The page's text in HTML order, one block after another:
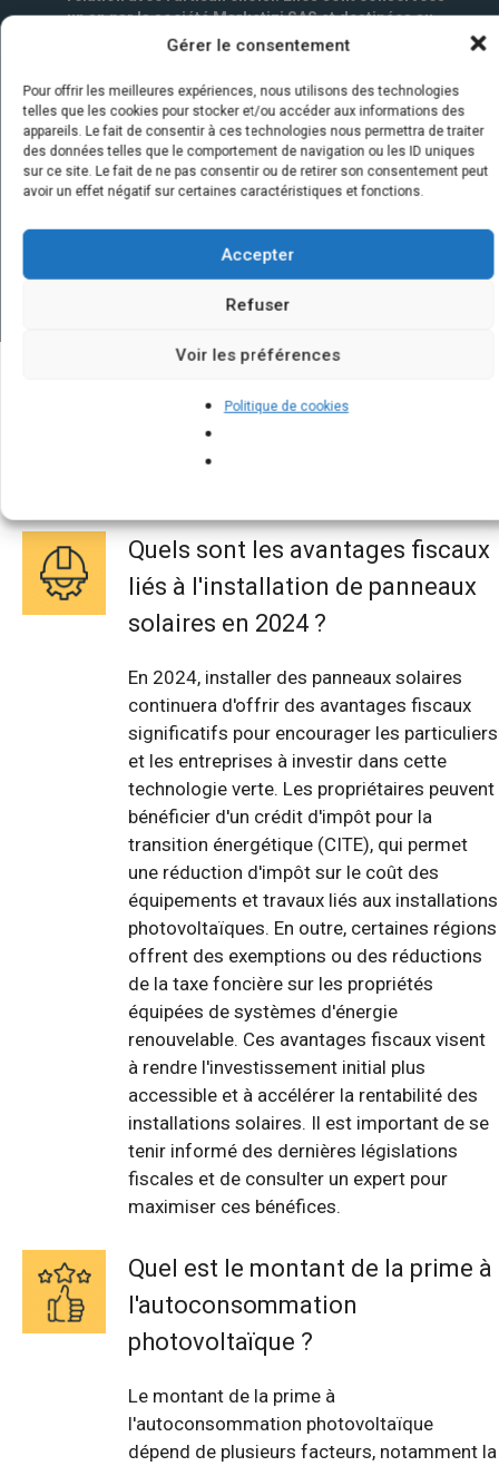
Gérer le consentement
Pour offrir les meilleures expériences, nous utilisons des technologies
telles que les cookies pour stocker et/ou accéder aux informations des
appareils. Le fait de consentir à ces technologies nous permettra de traiter
des données telles que le comportement de navigation ou les ID uniques
sur ce site. Le fait de ne pas consentir ou de retirer son consentement peut
avoir un effet négatif sur certaines caractéristiques et fonctions.
Accepter
Refuser
Voir les préférences
Politique de cookies
un an par la société Marketizi SAS et destinées au
service commercial.*
Quelques infos sur nos centrales
solaires : questions et réponses
Quels sont les avantages fiscaux
liés à l'installation de panneaux
solaires en 2024 ?
En 2024, installer des panneaux solaires
continuera d'offrir des avantages fiscaux
significatifs pour encourager les particuliers
et les entreprises à investir dans cette
technologie verte. Les propriétaires peuvent
bénéficier d'un crédit d'impôt pour la
transition énergétique (CITE), qui permet
une réduction d'impôt sur le coût des
équipements et travaux liés aux installations
photovoltaïques. En outre, certaines régions
offrent des exemptions ou des réductions
de la taxe foncière sur les propriétés
équipées de systèmes d'énergie
renouvelable. Ces avantages fiscaux visent
à rendre l'investissement initial plus
accessible et à accélérer la rentabilité des
installations solaires. Il est important de se
tenir informé des dernières législations
fiscales et de consulter un expert pour
maximiser ces bénéfices.
Quel est le montant de la prime à
l'autoconsommation
photovoltaïque ?
Le montant de la prime à
l'autoconsommation photovoltaïque
dépend de plusieurs facteurs, notamment la